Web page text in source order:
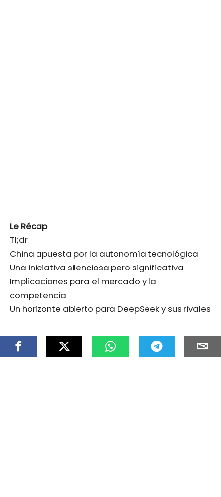
Le Récap
Tl;dr
China apuesta por la autonomía tecnológica
Una iniciativa silenciosa pero significativa
Implicaciones para el mercado y la
competencia
Un horizonte abierto para DeepSeek y sus rivales